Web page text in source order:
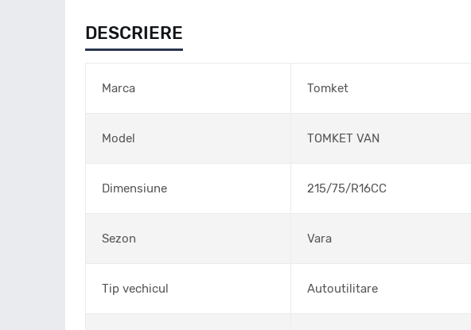
DESCRIERE
Marca Tomket
Model TOMKET VAN
Dimensiune 215/75/R16CC
Sezon Vara
Tip vechicul Autoutilitare